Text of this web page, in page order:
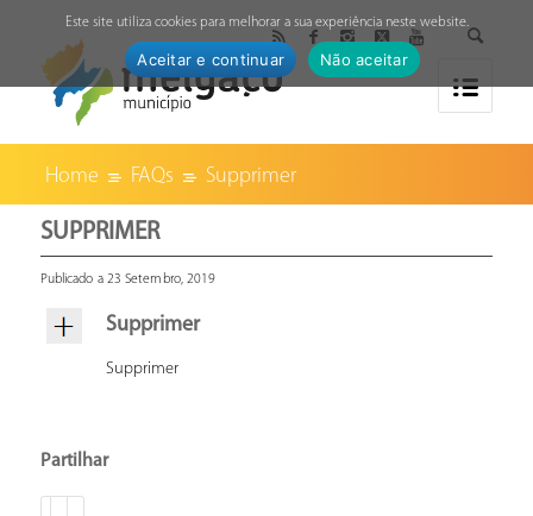
Home FAQs Supprimer
SUPPRIMER
Publicado a 23 Setembro, 2019
Supprimer
Supprimer
Partilhar
Este site utiliza cookies para melhorar a sua experiência neste website.
Aceitar e continuar Não aceitar